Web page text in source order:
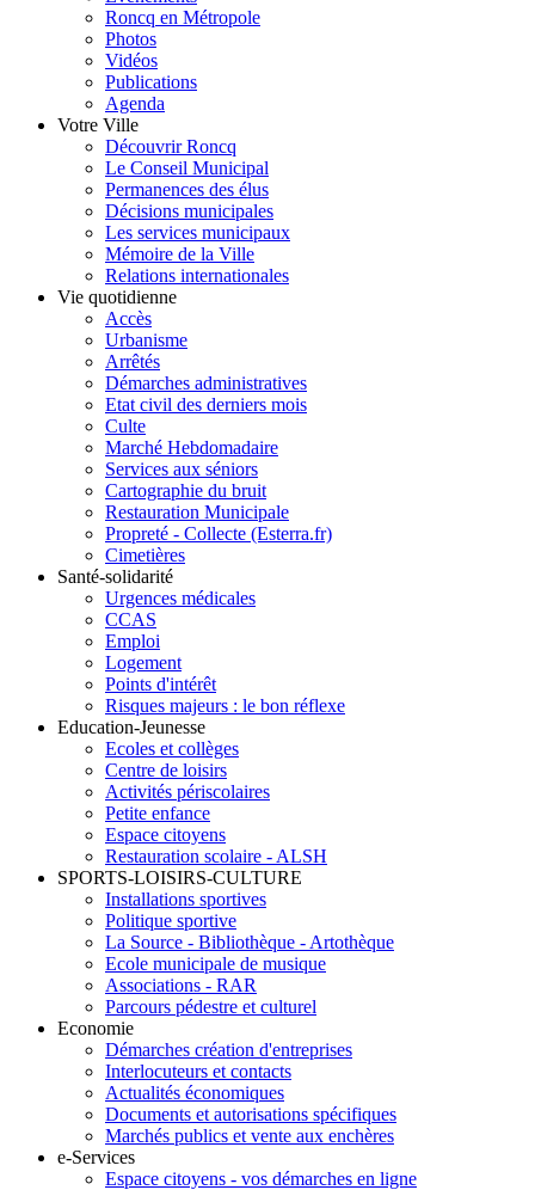
Roncq en Métropole
Photos
Vidéos
Publications
Agenda
Votre Ville
Découvrir Roncq
Le Conseil Municipal
Permanences des élus
Décisions municipales
Les services municipaux
Mémoire de la Ville
Relations internationales
Vie quotidienne
Accès
Urbanisme
Arrêtés
Démarches administratives
Etat civil des derniers mois
Culte
Marché Hebdomadaire
Services aux séniors
Cartographie du bruit
Restauration Municipale
Propreté - Collecte (Esterra.fr)
Cimetières
Santé-solidarité
Urgences médicales
CCAS
Emploi
Logement
Points d'intérêt
Risques majeurs : le bon réflexe
Education-Jeunesse
Ecoles et collèges
Centre de loisirs
Activités périscolaires
Petite enfance
Espace citoyens
Restauration scolaire - ALSH
SPORTS-LOISIRS-CULTURE
Installations sportives
Politique sportive
La Source - Bibliothèque - Artothèque
Ecole municipale de musique
Associations - RAR
Parcours pédestre et culturel
Economie
Démarches création d'entreprises
Interlocuteurs et contacts
Actualités économiques
Documents et autorisations spécifiques
Marchés publics et vente aux enchères
e-Services
Espace citoyens - vos démarches en ligne